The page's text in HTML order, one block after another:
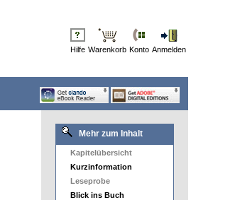
Hilfe Warenkorb Konto Anmelden
Mehr zum Inhalt
Kapitelübersicht
Kurzinformation
Leseprobe
Blick ins Buch